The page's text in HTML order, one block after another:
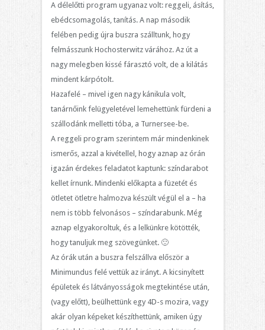
A délelőtti program ugyanaz volt: reggeli, ásítás,
ebédcsomagolás, tanítás. A nap második
felében pedig újra buszra szálltunk, hogy
felmásszunk Hochosterwitz várához. Az út a
nagy melegben kissé fárasztó volt, de a kilátás
mindent kárpótolt.
Hazafelé – mivel igen nagy kánikula volt,
tanárnőink felügyeletével lemehettünk fürdeni a
szállodánk melletti tóba, a Turnersee-be.
A reggeli program szerintem már mindenkinek
ismerős, azzal a kivétellel, hogy aznap az órán
igazán érdekes feladatot kaptunk: színdarabot
kellet írnunk. Mindenki előkapta a füzetét és
ötletet ötletre halmozva készült végül el a – ha
nem is több felvonásos – színdarabunk. Még
aznap elgyakoroltuk, és a lelkünkre kötötték,
hogy tanuljuk meg szövegünket. 🙂
Az órák után a buszra felszállva először a
Minimundus felé vettük az irányt. A kicsinyített
épületek és látványosságok megtekintése után,
(vagy előtt), beülhettünk egy 4D-s mozira, vagy
akár olyan képeket készíthettünk, amiken úgy